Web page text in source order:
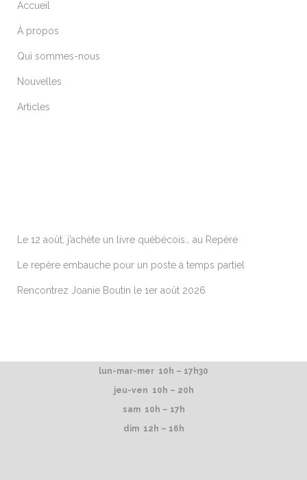
Accueil
À propos
Qui sommes-nous
Nouvelles
Articles
Le 12 août, j’achète un livre québécois… au Repère
Le repère embauche pour un poste à temps partiel
Rencontrez Joanie Boutin le 1er août 2026
lun-mar-mer 10h – 17h30
jeu-ven 10h – 20h
sam 10h – 17h
dim 12h – 16h